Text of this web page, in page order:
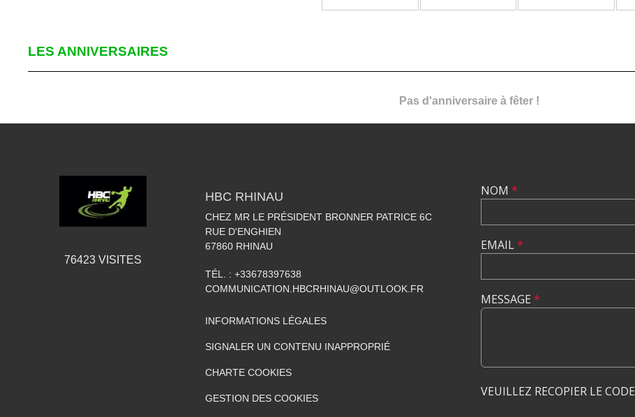
LES ANNIVERSAIRES
Pas d'anniversaire à fêter !
76423VISITES
HBC RHINAU
CHEZ MR LE PRÉSIDENT BRONNER PATRICE 6C
RUE D'ENGHIEN
67860 RHINAU
TÉL. : +33678397638
COMMUNICATION.HBCRHINAU@OUTLOOK.FR
INFORMATIONS LÉGALES
SIGNALER UN CONTENU INAPPROPRIÉ
CHARTE COOKIES
GESTION DES COOKIES
NOM *
EMAIL*
MESSAGE *
VEUILLEZ RECOPIER LE CODE